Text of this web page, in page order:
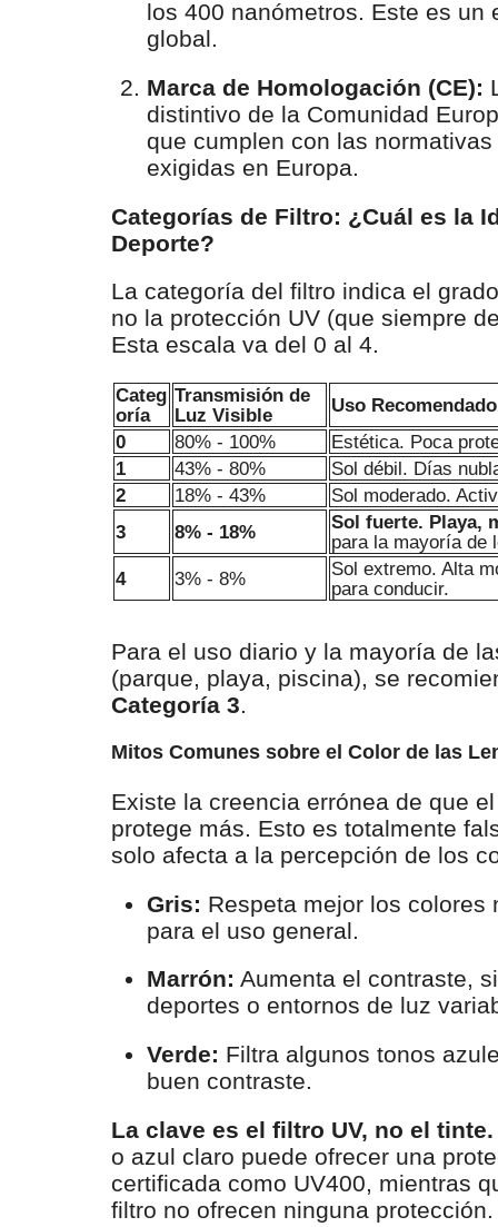
los 400 nanómetros. Este es un
global.
Marca de Homologación (CE):
distintivo de la Comunidad
que cumplen con las
exigidas en Europa.
Categorías de Filtro: ¿Cuál es la
Deporte?
La categoría del filtro indica el
no la protección UV (que siempre
Esta escala va del 0 al 4.
Categ
oría
Transmisión de
Luz Visible
Uso Recomendado
0
80% - 100%
Estética. Poca
1
43% - 80%
Sol débil. Días
2
18% - 43%
Sol moderado.
3
8% - 18%
Sol fuerte. Playa,
para la mayoría de
4
3% - 8%
Sol extremo. Alta
para conducir.
Para el uso diario y la mayoría de
(parque, playa, piscina), se
Categoría 3.
Mitos Comunes sobre el Color de las
Existe la creencia errónea de que
protege más. Esto es totalmente
solo afecta a la percepción de los
Gris: Respeta mejor los colores
para el uso general.
Marrón: Aumenta el contraste,
deportes o entornos de luz
Verde: Filtra algunos tonos
buen contraste.
La clave es el filtro UV, no el tinte.
o azul claro puede ofrecer una
certificada como UV400, mientras
filtro no ofrecen ninguna protección.